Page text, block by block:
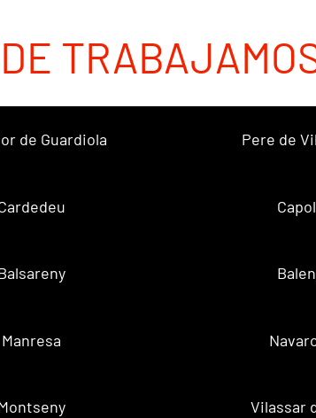
de Guardiola Pere de
Manresa
Vilassar